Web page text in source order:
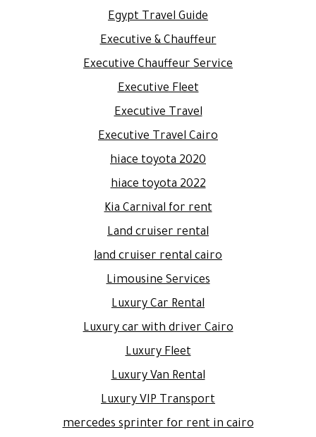
Egypt Travel Guide
Executive & Chauffeur
Executive Chauffeur Service
Executive Fleet
Executive Travel
Executive Travel Cairo
hiace toyota 2020
hiace toyota 2022
Kia Carnival for rent
Land cruiser rental
land cruiser rental cairo
Limousine Services
Luxury Car Rental
Luxury car with driver Cairo
Luxury Fleet
Luxury Van Rental
Luxury VIP Transport
mercedes sprinter for rent in cairo